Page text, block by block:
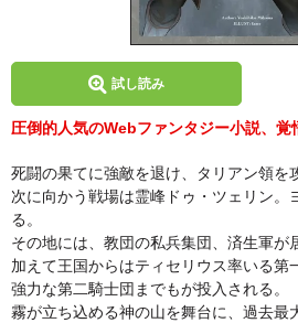
試し読み
圧倒的人気のWebファンタジー小説、覚
死闘の果てに強敵を退け、タリアン領を
次に向かう戦場は霊峰ドゥ・ツェリン。
る。
その地には、教団の私兵集団、済生軍が
加えて王国からはティセリウス率いる第
強力な第二騎士団までもが投入される。
霧が立ち込める神の山を舞台に、過去最